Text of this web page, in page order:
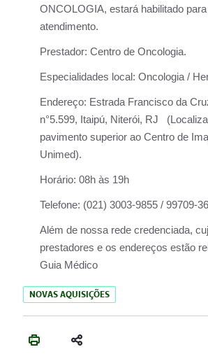
ONCOLOGIA, estará habilitado
atendimento.
Prestador: Centro de Oncologia.
Especialidades local: Oncologia /
Endereço: Estrada Francisco da
n°5.599, Itaipú, Niterói, RJ
pavimento superior ao Centro de
Unimed).
Horário: 08h às 19h
Telefone: (021) 3003-9855 / 99709-
Além de nossa rede credenciada,
prestadores e os endereços estão
Guia Médico
NOVAS AQUISIÇÕES